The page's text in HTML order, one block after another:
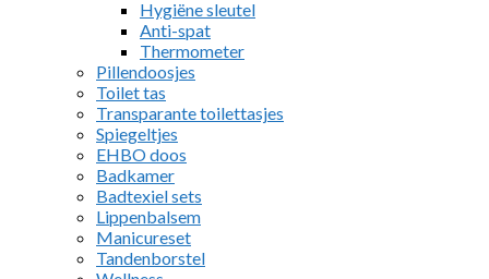
Hygiëne sleutel
Anti-spat
Thermometer
Pillendoosjes
Toilet tas
Transparante toilettasjes
Spiegeltjes
EHBO doos
Badkamer
Badtexiel sets
Lippenbalsem
Manicureset
Tandenborstel